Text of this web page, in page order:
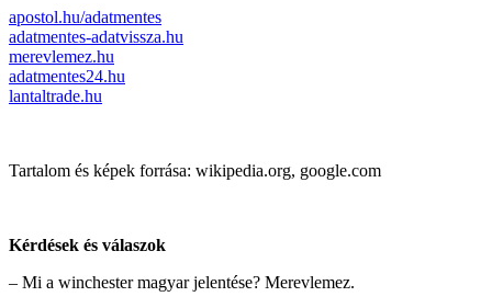
apostol.hu/adatmentes
adatmentes-adatvissza.hu
merevlemez.hu
adatmentes24.hu
lantaltrade.hu
Tartalom és képek forrása: wikipedia.org, google.com
Kérdések és válaszok
– Mi a winchester magyar jelentése? Merevlemez.